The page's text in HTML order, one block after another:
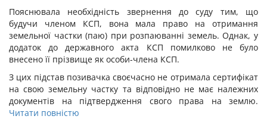
Пояснювала необхідність звернення до суду тим, що
будучи членом КСП, вона мала право на отримання
земельної частки (паю) при розпаюванні земель. Однак, у
додаток до державного акта КСП помилково не було
внесено її прізвище як особи-члена КСП.
З цих підстав позивачка своєчасно не отримала сертифікат
на свою земельну частку та відповідно не має належних
документів на підтвердження свогоправа на землю.
Читати повністю